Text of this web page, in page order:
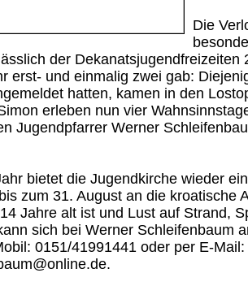
Die
der Dekanatsjugendfreizeiten
erst- und einmalig zwei gab:
hatten, kamen in den
erleben nun vier
Jugendpfarrer Werner
bietet die Jugendkirche wieder
zum 31. August an die kroatische
Jahre alt ist und Lust auf Strand,
sich bei Werner Schleifenbaum
0151/41991441 oder per E-Mail: